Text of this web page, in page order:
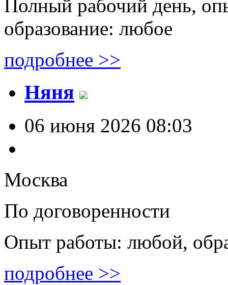
Полный рабочий день,
образование: любое
подробнее >>
Няня
06 июня 2026 08:03
Москва
По договоренности
Опыт работы: любой,
подробнее >>